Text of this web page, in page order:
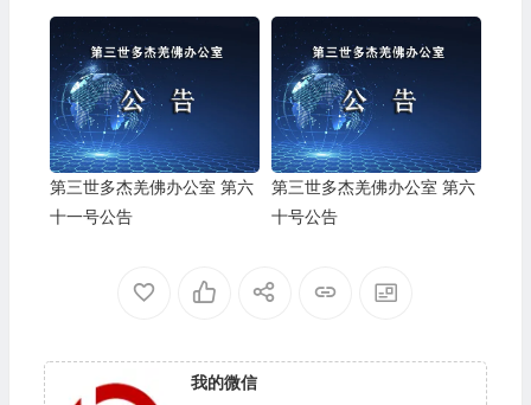
第三世多杰羌佛办公室 第六
十一号公告
第三世多杰羌佛办公室 第六
十号公告
我的微信